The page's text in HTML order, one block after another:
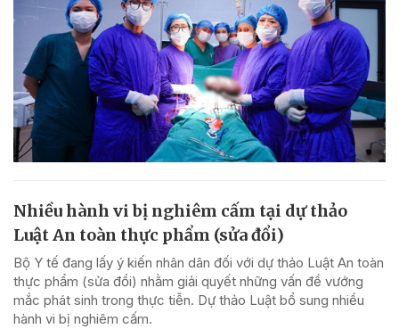
Nhiều hành vi bị nghiêm cấm tại dự thảo
Luật An toàn thực phẩm (sửa đổi)
Bộ Y tế đang lấy ý kiến nhân dân đối với dự thảo Luật An toàn
thực phẩm (sửa đổi) nhằm giải quyết những vấn đề vướng
mắc phát sinh trong thực tiễn. Dự thảo Luật bổ sung nhiều
hành vi bị nghiêm cấm.